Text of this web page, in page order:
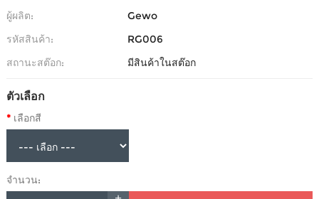
ผู้ผลิต:
Gewo
รหัสสินค้า:
RG006
สถานะสต๊อก:
มีสินค้าในสต๊อก
ตัวเลือก
เลือกสี
จำนวน: